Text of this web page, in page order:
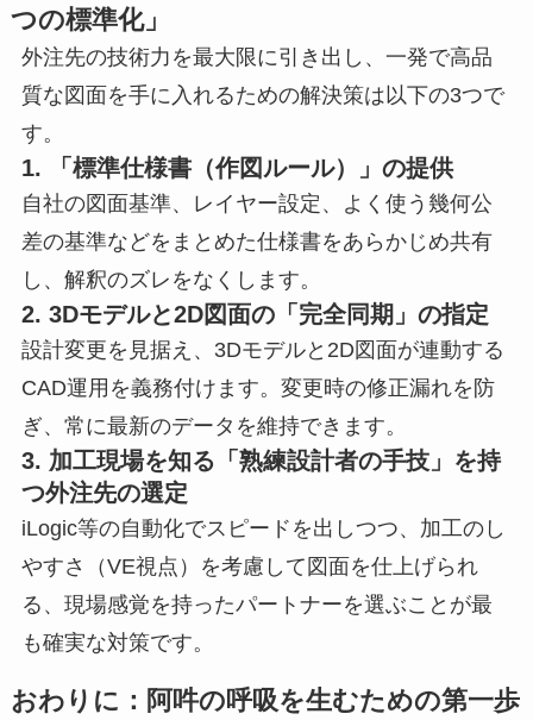
つの標準化」
外注先の技術力を最大限に引き出し、一発で高品
質な図面を手に入れるための解決策は以下の3つで
す。
1. 「標準仕様書（作図ルール）」の提供
自社の図面基準、レイヤー設定、よく使う幾何公
差の基準などをまとめた仕様書をあらかじめ共有
し、解釈のズレをなくします。
2. 3Dモデルと2D図面の「完全同期」の指定
設計変更を見据え、3Dモデルと2D図面が連動する
CAD運用を義務付けます。変更時の修正漏れを防
ぎ、常に最新のデータを維持できます。
3. 加工現場を知る「熟練設計者の手技」を持
つ外注先の選定
iLogic等の自動化でスピードを出しつつ、加工のし
やすさ（VE視点）を考慮して図面を仕上げられ
る、現場感覚を持ったパートナーを選ぶことが最
も確実な対策です。
おわりに：阿吽の呼吸を生むための第一歩